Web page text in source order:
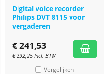
Digital voice recorder
Philips DVT 8115 voor
vergaderen
€ 241,53
€292,25 Incl. BTW
Vergelijken